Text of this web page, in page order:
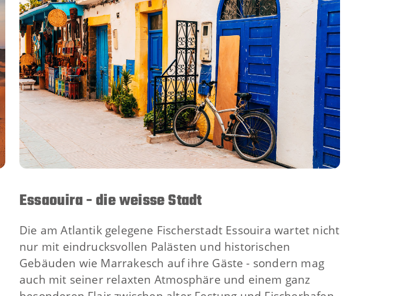
Essaouira - die weisse Stadt
Die am Atlantik gelegene Fischerstadt Essouira wartet nicht
nur mit eindrucksvollen Palästen und historischen
Gebäuden wie Marrakesch auf ihre Gäste - sondern mag
auch mit seiner relaxten Atmosphäre und einem ganz